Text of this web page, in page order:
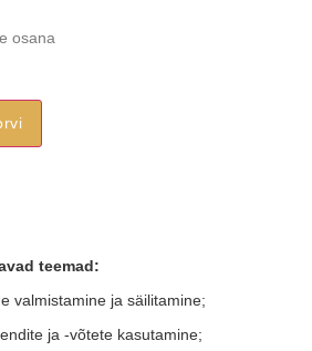
osana
teemad:
valmistamine ja säilitamine;
ja -võtete kasutamine;